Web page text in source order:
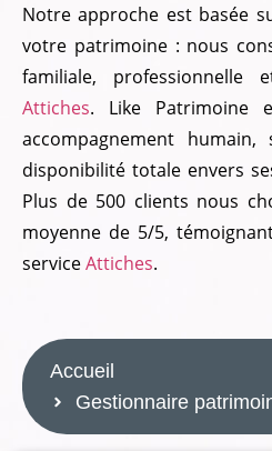
Notre approche est basée
votre patrimoine : nous
familiale,
Attiches. Like Patrimoine
accompagnement
disponibilité totale envers
Plus de 500 clients nous
moyenne de 5/5,
serviceAttiches.
Accueil
Gestionnaire